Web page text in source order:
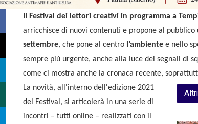
Il Festival dei lettori creativi in programma a
arricchisce di nuovi contenuti e propone al pubblico
settembre, che pone al centro l’ambiente e nello
sempre più urgente, anche alla luce dei segnali di
come ci mostra anche la cronaca recente,
La novità, all'interno dell'edizione 2021
del Festival, si articolerà in una serie di
incontri – tutti online – realizzati con il